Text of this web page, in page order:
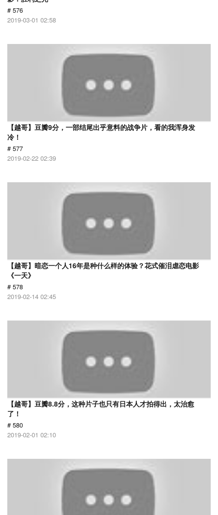
# 576
2019-03-01 02:58
【越哥】豆瓣9分，一部结尾出乎意料的战争片，看的我浑身发
冷！
# 577
2019-02-22 02:39
【越哥】暗恋一个人16年是种什么样的体验？花式催泪虐恋电影
《一天》
# 578
2019-02-14 02:45
【越哥】豆瓣8.8分，这种片子也只有日本人才拍得出，太治愈
了！
# 580
2019-02-01 02:10